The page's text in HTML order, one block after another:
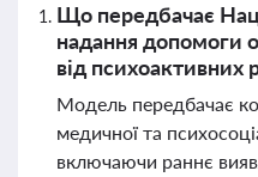
Що передбачає
надання допомоги
від психоактивних
Модель передбачає
медичної та
включаючи раннє